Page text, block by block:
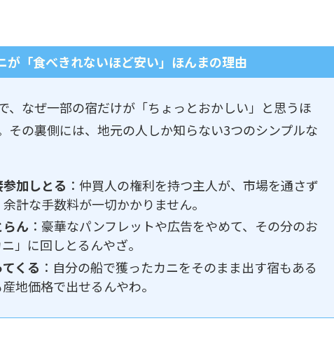
が「食べきれないほど安い」ほんまの理由
、なぜ一部の宿だけが「ちょっとおかしい」と思うほ
その裏側には、地元の人しか知らない3つのシンプルな
加しとる ：仲買人の権利を持つ主人が、市場を通さず
計な手数料が一切かかりません。
ん ：豪華なパンフレットや広告をやめて、その分のお
」に回しとるんやざ。
くる ：自分の船で獲ったカニをそのまま出す宿もある
地価格で出せるんやわ。